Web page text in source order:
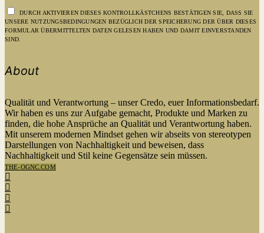
DURCH AKTIVIEREN DIESES KONTROLLKÄSTCHENS BESTÄTIGEN SIE, DASS SIE
UNSERE NUTZUNGSBEDINGUNGEN BEZÜGLICH DER SPEICHERUNG DER ÜBER DIESES
FORMULAR ÜBERMITTELTEN DATEN GELESEN HABEN UND DAMIT EINVERSTANDEN
SIND.
About
Qualität und Verantwortung – unser Credo, euer Informationsbedarf.
Wir haben es uns zur Aufgabe gemacht, Produkte und Marken zu
finden, die hohe Ansprüche an Qualität und Verantwortung haben.
Mit unserem modernen Mindset gehen wir abseits von stereotypen
Darstellungen von Nachhaltigkeit und beweisen, dass
Nachhaltigkeit und Stil keine Gegensätze sein müssen.
THE-OGNC.COM